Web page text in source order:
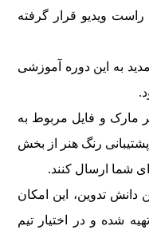
ویدیو قرار گرفته
به این دوره آموزشی
مارک و فایل مربوط به
رنگ هنر از بخش
شما ارسال کنند.
تدوین، این امکان
شده و در اختیار تیم